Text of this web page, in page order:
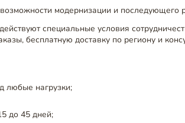
модернизации и последующего
специальные условия
бесплатную доставку по региону и
любые нагрузки;
до 45 дней;